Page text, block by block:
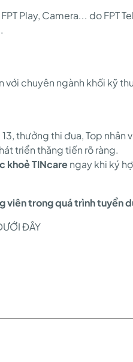
Play, Camera... do FPT
chuyên ngành khối kỹ
thưởng thi đua, Top nhân
triển thăng tiến rõ ràng.
khoẻ TINcarengay khi ký
viên trong quá trình tuyển
ĐÂY